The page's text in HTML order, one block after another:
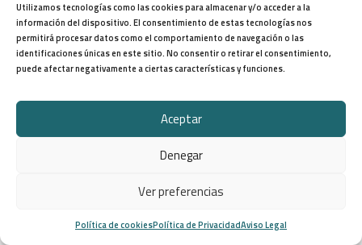
Utilizamos tecnologías como las cookies para almacenar y/o acceder a la
información del dispositivo. El consentimiento de estas tecnologías nos
permitirá procesar datos como el comportamiento de navegación o las
identificaciones únicas en este sitio. No consentir o retirar el consentimiento,
puede afectar negativamente a ciertas características y funciones.
Aceptar
Denegar
Ver preferencias
Política de cookiesPolítica de PrivacidadAviso Legal